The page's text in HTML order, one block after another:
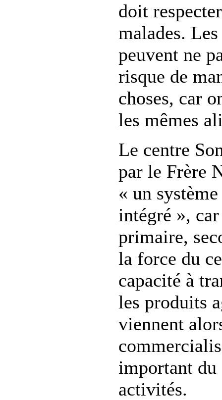
doit
malades.
peuvent ne
risque de
choses, car
les mêmes
Le centre
par le Frère
« un
intégré »,
primaire,
la force du
capacité à
les produits
viennent
important du
activités.